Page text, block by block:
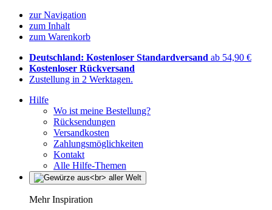
zur Navigation
zum Inhalt
zum Warenkorb
Deutschland: Kostenloser Standardversand ab 54,90 €
Kostenloser Rückversand
Zustellung in 2 Werktagen.
Hilfe
Wo ist meine Bestellung?
Rücksendungen
Versandkosten
Zahlungsmöglichkeiten
Kontakt
Alle Hilfe-Themen
Mehr Inspiration